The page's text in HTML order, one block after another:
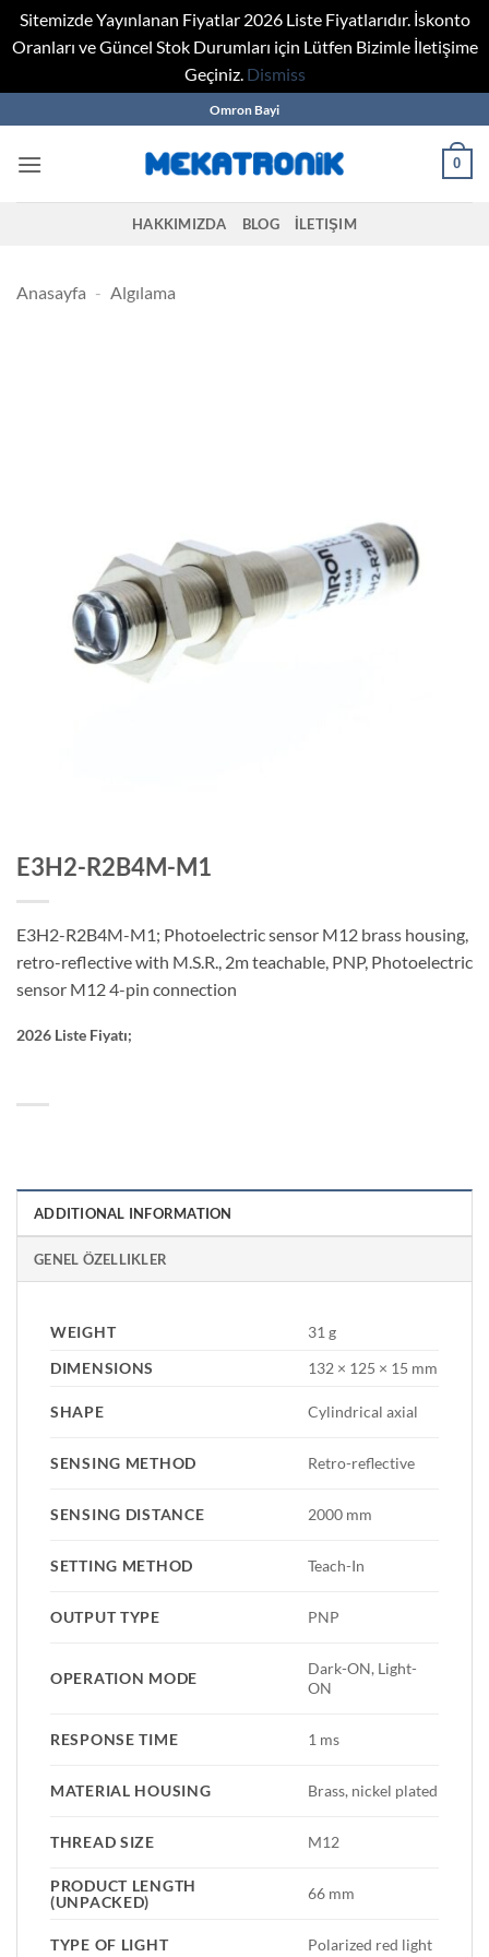
Sitemizde Yayınlanan Fiyatlar 2026 Liste Fiyatlarıdır. İskonto
Oranları ve Güncel Stok Durumları için Lütfen Bizimle İletişime
Geçiniz. Dismiss
to
content
Omron Bayi
0
HAKKIMIZDA BLOG İLETIŞIM
Anasayfa - Algılama
E3H2-R2B4M-M1
E3H2-R2B4M-M1; Photoelectric sensor M12 brass housing,
retro-reflective with M.S.R., 2m teachable, PNP, Photoelectric
sensor M12 4-pin connection
2026 Liste Fiyatı;
ADDITIONAL INFORMATION
GENEL ÖZELLIKLER
WEIGHT
31 g
DIMENSIONS
132 × 125 × 15 mm
SHAPE Cylindrical axial
SENSING METHOD Retro-reflective
SENSING DISTANCE 2000 mm
SETTING METHOD Teach-In
OUTPUT TYPE PNP
OPERATION MODE
Dark-ON, Light-
ON
RESPONSE TIME 1 ms
MATERIAL HOUSING Brass, nickel plated
THREAD SIZE M12
PRODUCT LENGTH
(UNPACKED)
66 mm
TYPE OF LIGHT Polarized red light